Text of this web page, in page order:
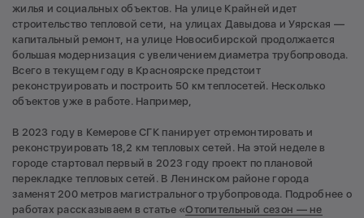
жилья и социальных объектов. На улице Крайней идет
строительство тепловой сети, на улицах Давыдова и Уярская —
капитальный ремонт, на улице Новосибирской продолжается
большая модернизация с увеличением диаметра трубопровода.
Всего в текущем году в Красноярске предстоит
реконструировать и построить 50 км теплосетей. Несколько
объектов уже в работе. Например,
В 2023 году в Кемерове СГК панирует отремонтировать и
реконструировать 18,2 км тепловых сетей. На этой неделе в
городе стартовал первый в 2023 году проект по плановой
перекладке тепловых сетей. В Ленинском районе города
заменят 200 метров магистрального трубопровода. Подробнее о
работах рассказываем в статье «Отопительный сезон — не